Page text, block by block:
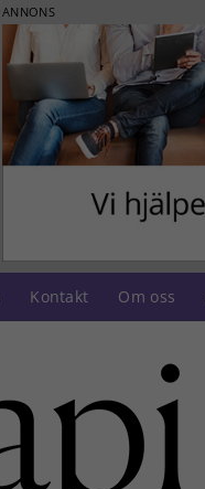
ANNONS
Kontakt Om oss